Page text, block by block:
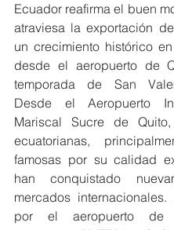
Ecuador reafirma el buen
atraviesa la exportación
un crecimiento histórico
desde el aeropuerto de
temporada de San
Desde el Aeropuerto
Mariscal Sucre de
ecuatorianas,
famosas por su calidad
han conquistado
mercados internacionales.
por el aeropuerto de